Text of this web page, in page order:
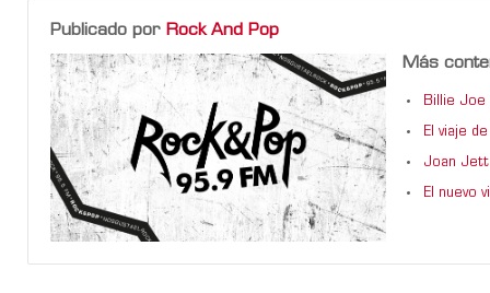
Publicado por Rock And Pop
Más
Billie Joe
El viaje
Joan Jett
El nuevo